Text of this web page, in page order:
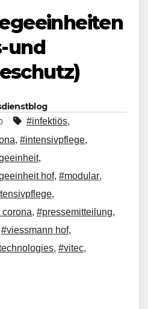
und
#infektiös,
, #intensivpflege,
,
hof, #modular,
,
, #pressemitteilung,
#viessmann hof,
, #vitec,